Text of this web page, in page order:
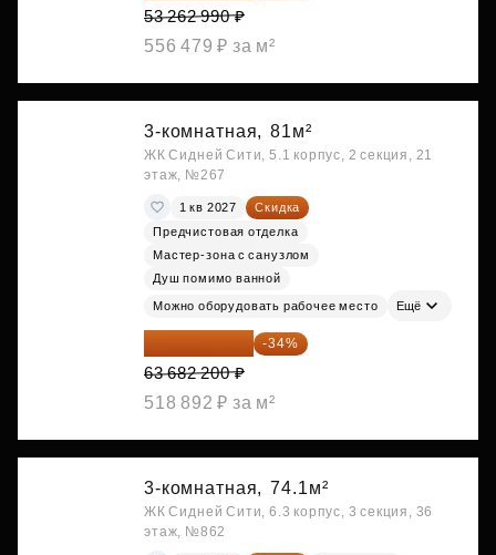
53 262 990 ₽
556 479 ₽ за м²
3-комнатная, 81м²
ЖК Сидней Сити, 5.1 корпус, 2 секция, 21
этаж, №267
1 кв 2027
Скидка
Предчистовая отделка
Мастер-зона с санузлом
Душ помимо ванной
Можно оборудовать рабочее место Ещё
42 030 252 ₽ -34%
63 682 200 ₽
518 892 ₽ за м²
3-комнатная, 74.1м²
ЖК Сидней Сити, 6.3 корпус, 3 секция, 36
этаж, №862